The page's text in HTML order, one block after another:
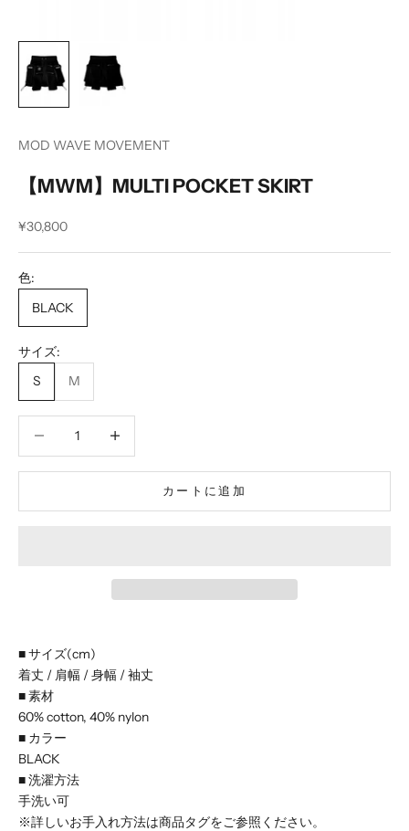
MOD WAVE MOVEMENT
【MWM】MULTI POCKET SKIRT
セール価格
¥30,800
色:
BLACK
サイズ:
S
M
カートに追加
■ サイズ(cm)
着丈 / 肩幅 / 身幅 / 袖丈
■ 素材
60% cotton, 40% nylon
■ カラー
BLACK
■ 洗濯方法
手洗い可
※詳しいお手入れ方法は商品タグをご参照ください。